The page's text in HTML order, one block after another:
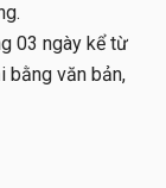
03 ngày kể từ
bằng văn bản,